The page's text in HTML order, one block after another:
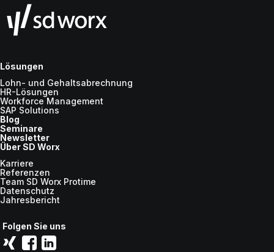
Lösungen
Lohn- und Gehaltsabrechnung
HR-Lösungen
Workforce Management
SAP Solutions
Blog
Seminare
Newsletter
Über SD Worx
Karriere
Referenzen
Team SD Worx Protime
Datenschutz
Jahresbericht
Folgen Sie uns